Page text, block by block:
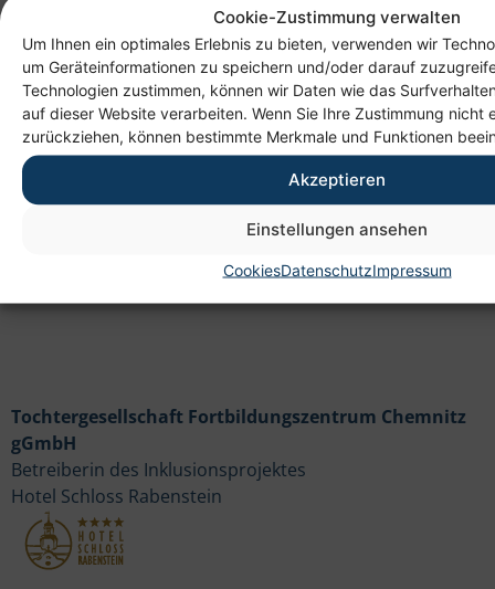
Cookie-Zustimmung verwalten
Um Ihnen ein optimales Erlebnis zu bieten, verwenden wir
um Geräteinformationen zu speichern und/oder darauf
Technologien zustimmen, können wir Daten wie das
auf dieser Website verarbeiten. Wenn Sie Ihre Zustimmung nicht
zurückziehen, können bestimmte Merkmale und Funktionen
Akzeptieren
Einstellungen ansehen
CookiesDatenschutzImpressum
Anschrift
Heim gemeinnützige GmbH
Lichtenauer Weg 1
Tochtergesellschaft Fortbildungszentrum Chemnitz
gGmbH
Betreiberin des Inklusionsprojektes
Hotel Schloss Rabenstein